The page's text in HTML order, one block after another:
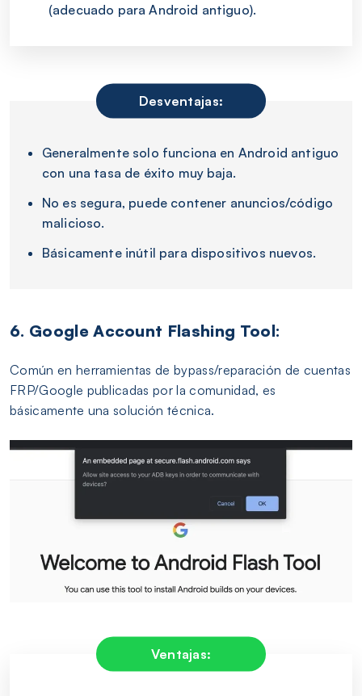
(adecuado para Android antiguo).
Desventajas:
Generalmente solo funciona en Android antiguo
con una tasa de éxito muy baja.
No es segura, puede contener anuncios/código
malicioso.
Básicamente inútil para dispositivos nuevos.
6. Google Account Flashing Tool:
Común en herramientas de bypass/reparación de cuentas
FRP/Google publicadas por la comunidad, es
básicamente una solución técnica.
Ventajas: